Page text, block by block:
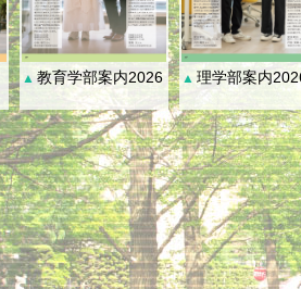
▲ 教育学部案内2026 ▲ 理学部案内